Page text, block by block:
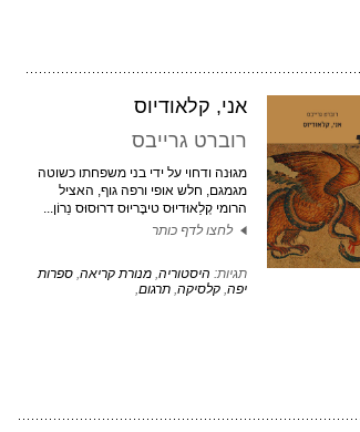
אני, קלאודיוס
רוברט גרייבס
מגוּנה ודחוי על ידי בני משפחתו כשוטה
מגמגם, חלש אופי ורפה גוף, האציל
הרומי קְלַאוּדיוּס טיבֶּריוּס דרוּסוּס נֵרוֹן...
לחצו לדף כותר
תגיות: היסטוריה, מנורת קריאה, ספרות
יפה, קלסיקה, תרגום,